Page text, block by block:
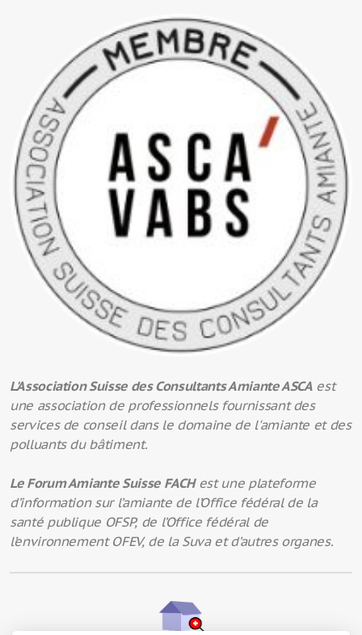
L'Association Suisse des Consultants Amiante ASCAest
une association de professionnels fournissant des
services de conseil dans le domaine de l'amiante et des
polluants du bâtiment.
Le Forum Amiante Suisse FACHest une plateforme
d’information sur l’amiante de l’Office fédéral de la
santé publique OFSP, de l’Office fédéral de
l’environnement OFEV, de la Suva et d’autres organes.